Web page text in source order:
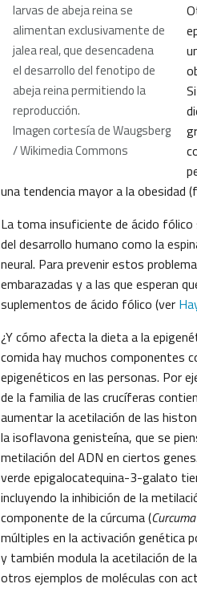
larvas de abeja reina se
alimentan exclusivamente de
jalea real, que desencadena
el desarrollo del fenotipo de
abeja reina permitiendo la
reproducción.
Imagen cortesía de Waugsberg
/ Wikimedia Commons
una tendencia mayor a la obesidad
La toma insuficiente de ácido
del desarrollo humano como la
neural. Para prevenir estos
embarazadas y a las que esperan
suplementos de ácido fólico (ver
¿Y cómo afecta la dieta a la
comida hay muchos componentes
epigenéticos en las personas. Por
de la familia de las crucíferas
aumentar la acetilación de las
la isoflavona genisteína, que se
metilación del ADN en ciertos
verde epigalocatequina-3-galato
incluyendo la inhibición de la
componente de la cúrcuma (
múltiples en la activación genética
y también modula la acetilación de
otros ejemplos de moléculas con